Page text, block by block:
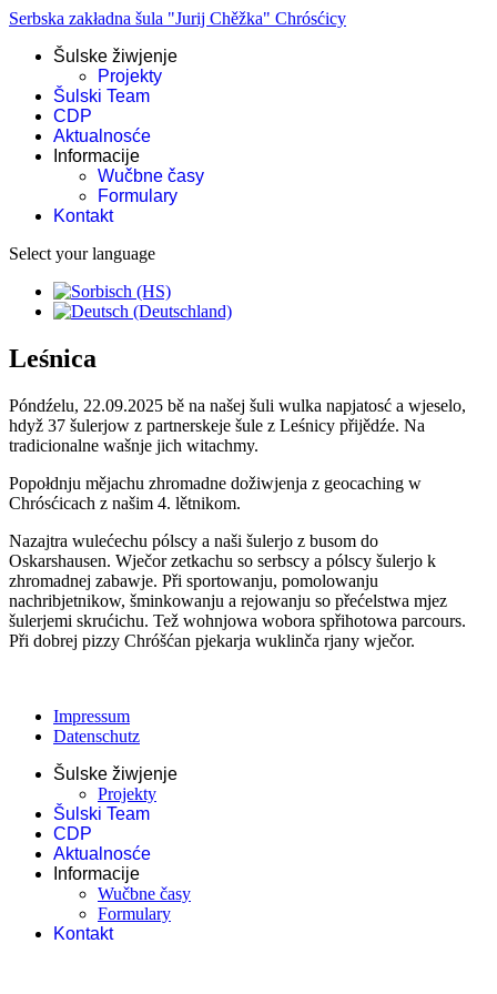
Serbska zakładna šula "Jurij Chěžka" Chrósćicy
Šulske žiwjenje
Projekty
Šulski Team
CDP
Aktualnosće
Informacije
Wučbne časy
Formulary
Kontakt
Select your language
Leśnica
Póndźelu, 22.09.2025 bě na našej šuli wulka napjatosć a wjeselo,
hdyž 37 šulerjow z partnerskeje šule z Leśnicy přijědźe. Na
tradicionalne wašnje jich witachmy.
Popołdnju mějachu zhromadne dožiwjenja z geocaching w
Chrósćicach z našim 4. lětnikom.
Nazajtra wulećechu pólscy a naši šulerjo z busom do
Oskarshausen. Wječor zetkachu so serbscy a pólscy šulerjo k
zhromadnej zabawje. Při sportowanju, pomolowanju
nachribjetnikow, šminkowanju a rejowanju so přećelstwa mjez
šulerjemi skrućichu. Tež wohnjowa wobora spřihotowa parcours.
Při dobrej pizzy Chróšćan pjekarja wuklinča rjany wječor.
Impressum
Datenschutz
Šulske žiwjenje
Projekty
Šulski Team
CDP
Aktualnosće
Informacije
Wučbne časy
Formulary
Kontakt